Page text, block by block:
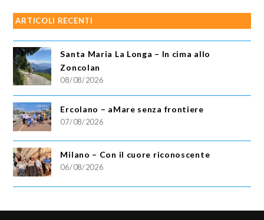
ARTICOLI RECENTI
Santa Maria La Longa – In cima allo
Zoncolan
08/08/2026
Ercolano – aMare senza frontiere
07/08/2026
Milano – Con il cuore riconoscente
06/08/2026